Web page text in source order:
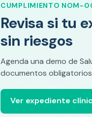
CUMPLIMIENTO NOM-
Revisa si tu
sin riesgos
Agenda una demo de
documentos
Ver expediente